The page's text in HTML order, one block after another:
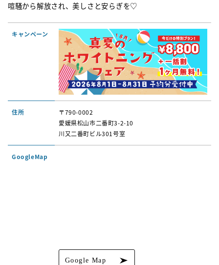
喧騒から解放され、美しさと安らぎを♡
キャンペーン
住所
〒790-0002
愛媛県松山市二番町3-2-10
川又二番町ビル301号室
GoogleMap
Google Map